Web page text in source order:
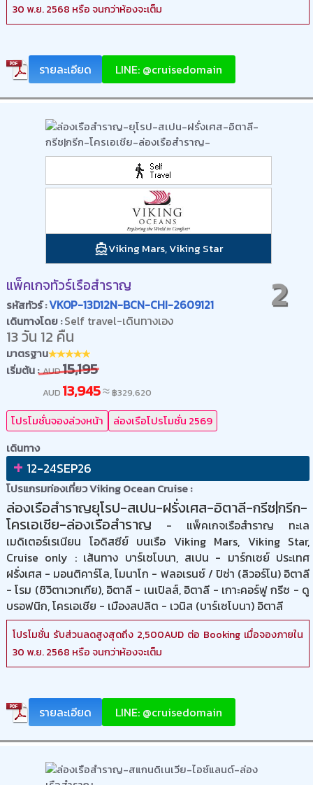
30 พ.ย. 2568 หรือ จนกว่าห้องจะเต็ม
รายละเอียด LINE: @cruisedomain
Viking Mars, Viking Star
แพ็คเกจทัวร์เรือสำราญ
รหัสทัวร์ :VKOP-13D12N-BCN-CHI-2609121 2
เดินทางโดย :Self travel-เดินทางเอง
13 วัน 12 คืน
มาตรฐาน
เริ่มต้น : AUD15,195
AUD 13,945≈฿329,620
โปรโมชั่นจองล่วงหน้า
ล่องเรือโปรโมชั่น 2569
เดินทาง
+ 12-24SEP26
โปรแกรมท่องเที่ยว Viking Ocean Cruise :
ล่องเรือสำราญยุโรป-สเปน-ฝรั่งเศส-อิตาลี-กรีซ|กรีก-
โครเอเชีย-ล่องเรือสำราญ - แพ็คเกจเรือสำราญ ทะเล
เมดิเตอร์เรเนียน โอดิสซีย์ บนเรือ Viking Mars, Viking Star,
Cruise only : เส้นทาง บาร์เซโบนา, สเปน - มาร์กเซย์ ประเทศ
ฝรั่งเศส - มอนติคาร์โล, โมนาโก - ฟลอเรนซ์ / ปิซ่า (ลิวอร์โน) อิตาลี
- โรม (ชิวิตาเวกเกีย), อิตาลี - เนเปิลส์, อิตาลี - เกาะคอร์ฟู กรีซ - ดู
บรอฟนิก, โครเอเชีย - เมืองสปลิต - เวนิส (บาร์เซโบนา) อิตาลี
โปรโมชั่น รับส่วนลดสูงสุดถึง 2,500AUD ต่อ Booking เมื่อจองภายใน
30 พ.ย. 2568 หรือ จนกว่าห้องจะเต็ม
รายละเอียด LINE: @cruisedomain